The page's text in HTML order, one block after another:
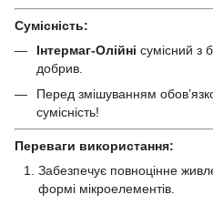
Сумісність:
Інтермаг-Олійні сумісний з
добрив.
Перед змішуванням
сумісність!
Переваги використання:
Забезпечує повноцінне
формі мікроелементів.